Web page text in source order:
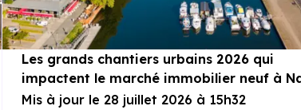
Les grands chantiers urbains 2026 qui
impactent le marché immobilier neuf à
Mis à jour le 28 juillet 2026 à 15h32